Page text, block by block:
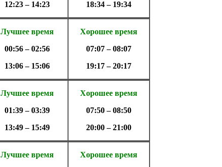
12:23 – 14:23
18:34 – 19:34
Лучшее время
00:56 – 02:56
13:06 – 15:06
Хорошее время
07:07 – 08:07
19:17 – 20:17
Лучшее время
01:39 – 03:39
13:49 – 15:49
Хорошее время
07:50 – 08:50
20:00 – 21:00
Лучшее время
Хорошее время